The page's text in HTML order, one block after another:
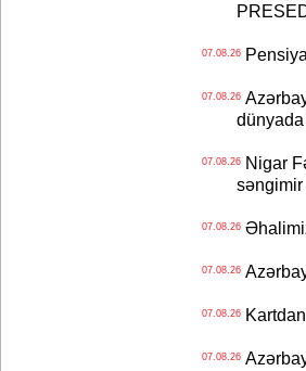
07.08.26Pensiya
07.08.26
dünyada
07.08.26Nigar
07.08.26
07.08.26
07.08.26Kartdan
07.08.26